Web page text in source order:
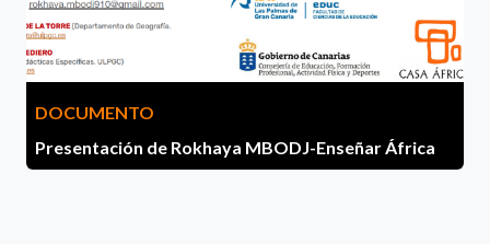
DOCUMENTO
Presentación de Rokhaya MBODJ-Enseñar África